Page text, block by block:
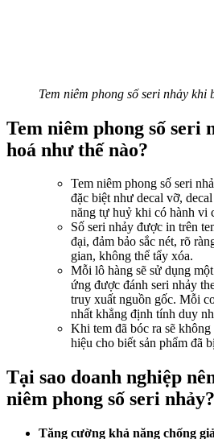
Tem niêm phong số seri nhảy
Tem niêm phong số seri
hoá như thế nào?
Tem niêm phong số seri
đặc biệt như decal vỡ,
năng tự huỷ khi có hành vi
Số seri nhảy được in trên
đại, đảm bảo sắc nét, rõ
gian, không thể tẩy xóa.
Mỗi lô hàng sẽ sử dụng
ứng được đánh seri nhảy
truy xuất nguồn gốc. Mỗi
nhất khẳng định tính duy
Khi tem đã bóc ra sẽ
hiệu cho biết sản phẩm đã
Tại sao doanh nghiệp
niêm phong số seri nhảy?
Tăng cường khả năng chống